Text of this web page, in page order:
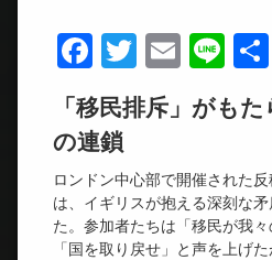
Facebook
Twitter
Email
Line
「移民排斥」がも
の連鎖
ロンドン中心部で開催された
は、イギリスが抱える深刻な
た。参加者たちは「移民が我々
「国を取り戻せ」と声を上げ